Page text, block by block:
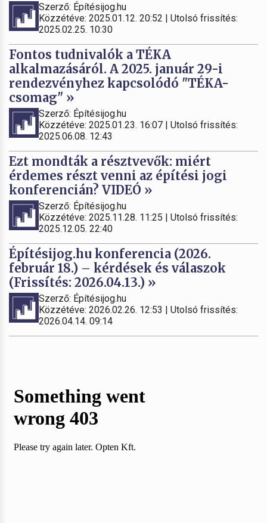
Szerző: Építésijog.hu
Közzétéve: 2025.01.12. 20:52 | Utolsó frissítés:
2025.02.25. 10:30
Fontos tudnivalók a TÉKA
alkalmazásáról. A 2025. január 29-i
rendezvényhez kapcsolódó "TÉKA-
csomag" »
Szerző: Építésijog.hu
Közzétéve: 2025.01.23. 16:07 | Utolsó frissítés:
2025.06.08. 12:43
Ezt mondták a résztvevők: miért
érdemes részt venni az építési jogi
konferencián? VIDEÓ »
Szerző: Építésijog.hu
Közzétéve: 2025.11.28. 11:25 | Utolsó frissítés:
2025.12.05. 22:40
Építésijog.hu konferencia (2026.
február 18.) – kérdések és válaszok
(Frissítés: 2026.04.13.) »
Szerző: Építésijog.hu
Közzétéve: 2026.02.26. 12:53 | Utolsó frissítés:
2026.04.14. 09:14